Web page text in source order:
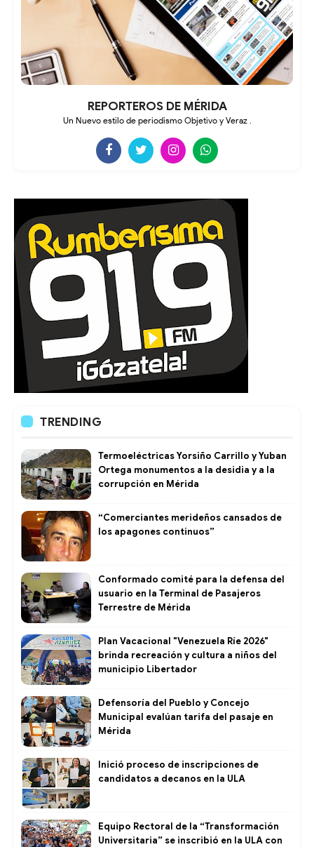
REPORTEROS DE MÉRIDA
Un Nuevo estilo de periodismo Objetivo y Veraz .
TRENDING
Termoeléctricas Yorsiño Carrillo y Yuban
Ortega monumentos a la desidia y a la
corrupción en Mérida
“Comerciantes merideños cansados de
los apagones continuos”
Conformado comité para la defensa del
usuario en la Terminal de Pasajeros
Terrestre de Mérida
Plan Vacacional "Venezuela Ríe 2026"
brinda recreación y cultura a niños del
municipio Libertador
Defensoría del Pueblo y Concejo
Municipal evalúan tarifa del pasaje en
Mérida
Inició proceso de inscripciones de
candidatos a decanos en la ULA
Equipo Rectoral de la “Transformación
Universitaria” se inscribió en la ULA con